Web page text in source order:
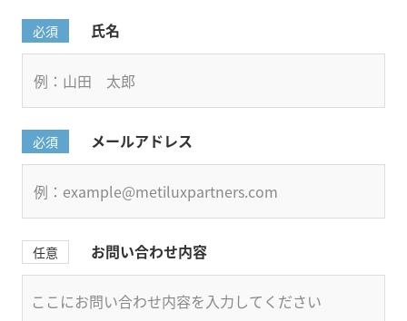
必須 氏名
必須 メールアドレス
任意 お問い合わせ内容